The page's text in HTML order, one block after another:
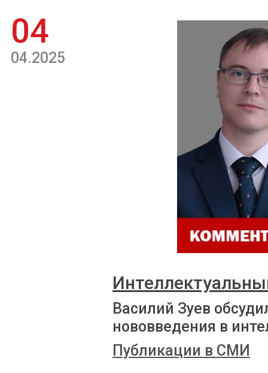
04
04.2025
Василий Зуев
нововведения в
Публикации в СМИ